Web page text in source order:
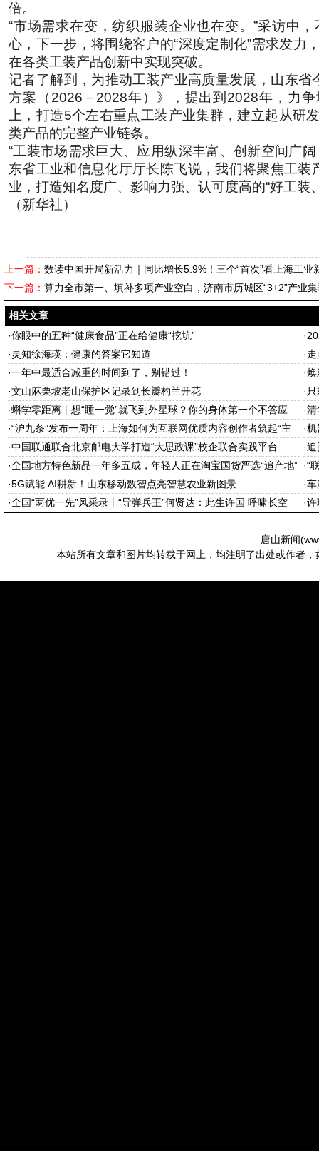
倍。
“市场需求在变，纺织服装企业也在变。”采访中
心，下一步，将围绕客户的“深度定制化”需求发
在各类工装产品创新中实现突破。
记者了解到，为推动工装产业高质量发展，山东
方案（2026－2028年）》，提出到2028年，力
上，打造5个左右重点工装产业集群，建立起从
类产品的完整产业链条。
“工装市场需求巨大、应用纵深丰富、创新空间广
东省工业和信息化厅厅长陈飞说，我们将聚焦工装
业，打造知名度广、影响力强、认可度高的“好工装
（新华社）
上一篇： 数读中国开局新活力｜同比增长5.9%！三个“首次”看上海工业
下一篇： 算力全市第一、填补多项产业空白，济南市历城区“3+2”产业
相关文章
·你眼中的五种“健康食品”正在给健康“挖坑” ·
· 灵知徐海瑛：健康的答案它知道 ·
·一年中最适合减重的时间到了，别错过！ ·焕
·文山麻栗坡老山保护区记录到长瓣杓兰开花 ·
·蝌学零距离丨想“睡一觉”就飞到外星球？你的身体第一个不答应 ·清
·“沪九条”发布一周年：上海如何为互联网优质内容创作者筑起“主
场”
·机
·中国联通联合北京邮电大学打造“大思政课”校企联合实践平台 ·追
·全国地方特色新品一年多五成，年轻人正在淘宝国货严选“追产地” ·“
·5G赋能 AI耕新！山东移动数智点亮智慧农业新图景 ·车
·全国“两优一先”风采录丨“导弹兵王”何贤达：此生许国 呼啸长空 ·许
唐山新闻(
本站所有文章和图片均转载于网上，均注明了出处或作者